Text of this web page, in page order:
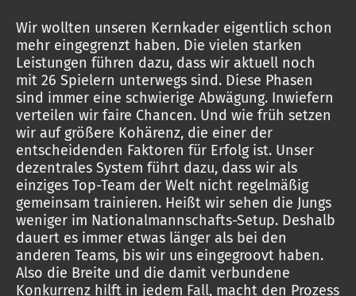
Wir wollten unseren Kernkader eigentlich schon
mehr eingegrenzt haben. Die vielen starken
Leistungen führen dazu, dass wir aktuell noch
mit 26 Spielern unterwegs sind. Diese Phasen
sind immer eine schwierige Abwägung. Inwiefern
verteilen wir faire Chancen. Und wie früh setzen
wir auf größere Kohärenz, die einer der
entscheidenden Faktoren für Erfolg ist. Unser
dezentrales System führt dazu, dass wir als
einziges Top-Team der Welt nicht regelmäßig
gemeinsam trainieren. Heißt wir sehen die Jungs
weniger im Nationalmannschafts-Setup. Deshalb
dauert es immer etwas länger als bei den
anderen Teams, bis wir uns eingegroovt haben.
Also die Breite und die damit verbundene
Konkurrenz hilft in jedem Fall, macht den Prozess